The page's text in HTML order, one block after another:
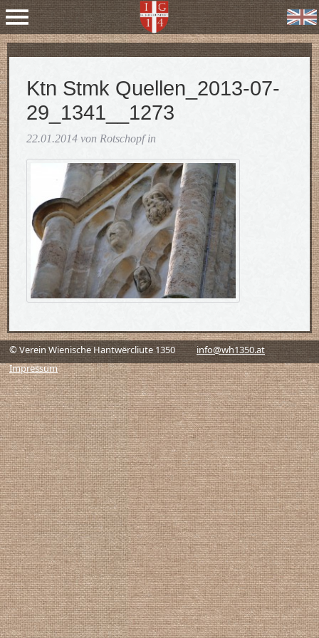
Ktn Stmk Quellen_2013-07-
29_1341__1273
22.01.2014 von Rotschopf in
© Verein Wienische Hantwërcliute 1350
info@wh1350.at
Impressum